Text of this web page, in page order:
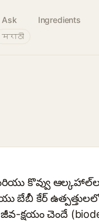
Ask Ingredients
मराठी
కొవ్వు
బేబీ కేర్
చెందే